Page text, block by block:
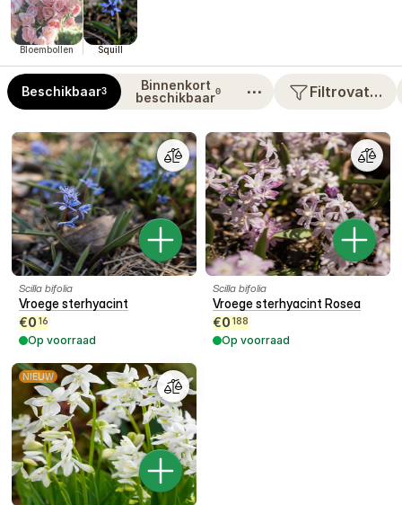
Bloembollen Squill
Beschikbaar3
Binnenkort
beschikbaar0 ⋯ Filtrovat…
Scilla bifolia
Vroege sterhyacint
€0 16
Op voorraad
Scilla bifolia
Vroege sterhyacint Rosea
€0 188
Op voorraad
NIEUW